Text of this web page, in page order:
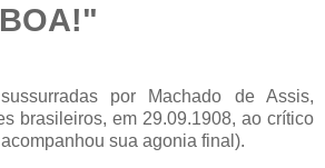
por Machado de Assis,
brasileiros, em 29.09.1908, ao crítico
sua agonia final).